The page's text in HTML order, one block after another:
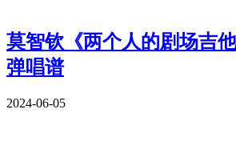
莫智钦《两个人的剧场吉
弹唱谱
2024-06-05